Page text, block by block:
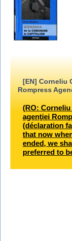
[EN] Corneliu
Rompress
(RO:
agenţiei
(déclaration
that now
ended, we
preferred to